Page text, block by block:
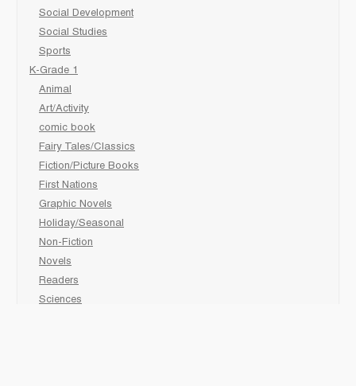
Social Development
Social Studies
Sports
K-Grade 1
Animal
Art/Activity
comic book
Fairy Tales/Classics
Fiction/Picture Books
First Nations
Graphic Novels
Holiday/Seasonal
Non-Fiction
Novels
Readers
Sciences